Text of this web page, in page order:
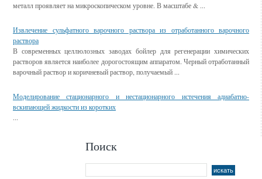
металл проявляет на микроскопическом уровне. В масштабе & ...
Извлечение сульфатного варочного раствора из отработанного варочного
раствора
В современных целлюлозных заводах бойлер для регенерации химических
растворов является наиболее дорогостоящим аппаратом. Черный отработанный
варочный раствор и коричневый раствор, получаемый ...
Моделирование стационарного и нестационарного истечения адиабатно-
вскипающей жидкости из коротких
...
Поиск